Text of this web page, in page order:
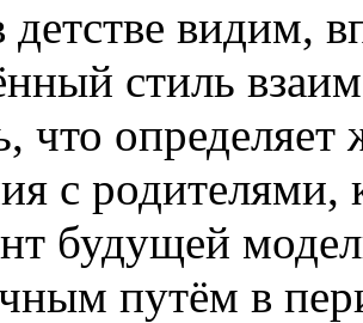
видим,
стиль
что
с родителями,
будущей
путём в